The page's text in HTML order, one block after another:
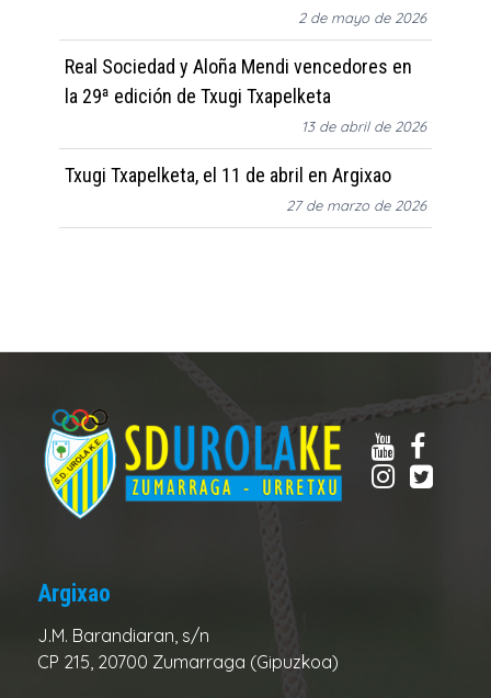
2 de mayo de 2026
Real Sociedad y Aloña Mendi vencedores en
la 29ª edición de Txugi Txapelketa
13 de abril de 2026
Txugi Txapelketa, el 11 de abril en Argixao
27 de marzo de 2026
Argixao
J.M. Barandiaran, s/n
CP 215, 20700 Zumarraga (Gipuzkoa)